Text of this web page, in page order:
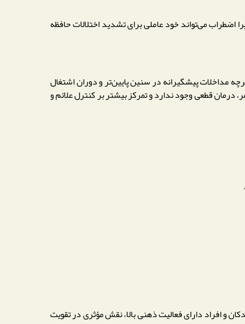
اضطراب می‌تواند خود عاملی برای تشدید اختلالات حافظه
مداخلات پیشگیرانه در سنین پایین‌تر و دوران اشتغال
درمان قطعی وجود ندارد و تمرکز بیشتر بر کنترل علائم و
و افراد دارای فعالیت ذهنی بالا، نقش مؤثری در تقویت